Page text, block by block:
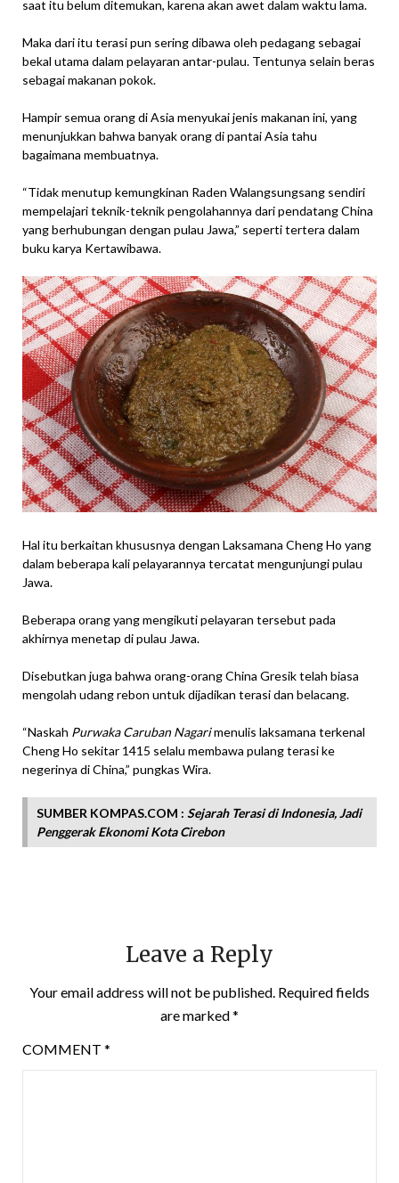
saat itu belum ditemukan, karena akan awet dalam waktu lama.
Maka dari itu terasi pun sering dibawa oleh pedagang sebagai
bekal utama dalam pelayaran antar-pulau. Tentunya selain beras
sebagai makanan pokok.
Hampir semua orang di Asia menyukai jenis makanan ini, yang
menunjukkan bahwa banyak orang di pantai Asia tahu
bagaimana membuatnya.
“Tidak menutup kemungkinan Raden Walangsungsang sendiri
mempelajari teknik-teknik pengolahannya dari pendatang China
yang berhubungan dengan pulau Jawa,” seperti tertera dalam
buku karya Kertawibawa.
Hal itu berkaitan khususnya dengan Laksamana Cheng Ho yang
dalam beberapa kali pelayarannya tercatat mengunjungi pulau
Jawa.
Beberapa orang yang mengikuti pelayaran tersebut pada
akhirnya menetap di pulau Jawa.
Disebutkan juga bahwa orang-orang China Gresik telah biasa
mengolah udang rebon untuk dijadikan terasi dan belacang.
“Naskah Purwaka Caruban Nagarimenulis laksamana terkenal
Cheng Ho sekitar 1415 selalu membawa pulang terasi ke
negerinya di China,” pungkas Wira.
SUMBER KOMPAS.COM : Sejarah Terasi di Indonesia, Jadi
Penggerak Ekonomi Kota Cirebon
Leave a Reply
Your email address will not be published. Required fields
are marked*
COMMENT *